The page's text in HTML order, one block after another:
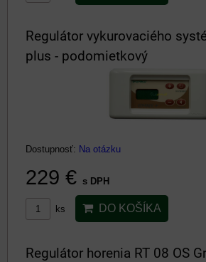
Regulátor vykurovaciého
plus - podomietkový
Dostupnosť: Na otázku
229 € s DPH
ks DO KOŠÍKA
Regulátor horenia RT 08 OS